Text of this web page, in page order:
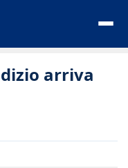
arriva